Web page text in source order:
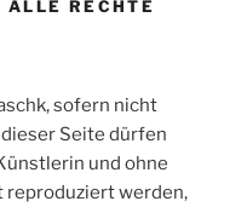
ALLE RECHTE
sofern nicht
Seite dürfen
und ohne
reproduziert werden,